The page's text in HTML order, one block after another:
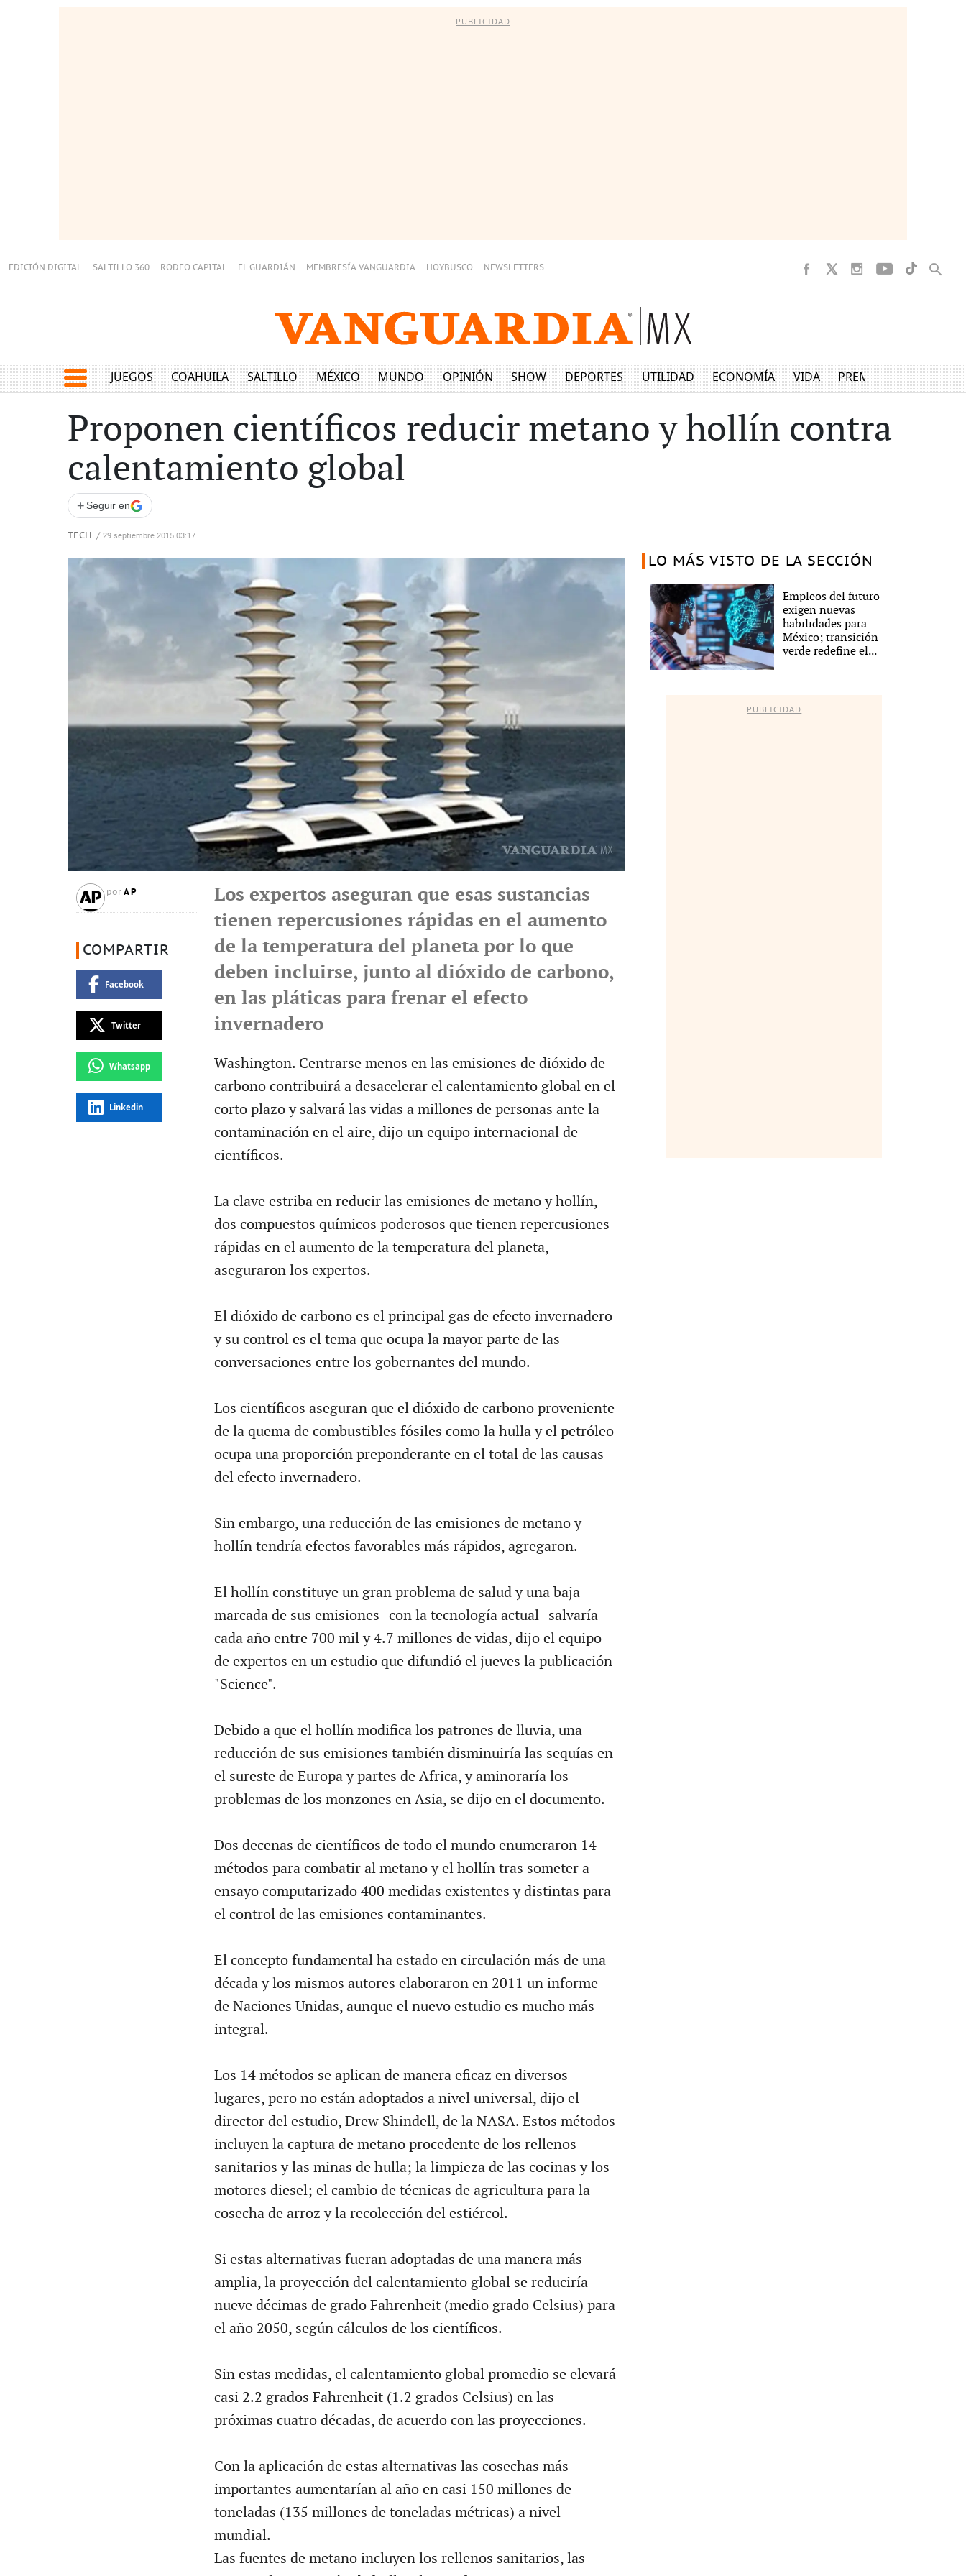
PUBLICIDAD
EDICIÓN DIGITAL SALTILLO 360 RODEO CAPITAL EL GUARDIÁN MEMBRESÍA VANGUARDIA HOYBUSCO NEWSLETTERS
JUEGOS COAHUILA SALTILLO MÉXICO MUNDO OPINIÓN SHOW DEPORTES UTILIDAD ECONOMÍA VIDA PREMIUM
Proponen científicos reducir metano y hollín contra
calentamiento global
+ Seguir en
TECH / 29 septiembre 2015 03:17
por AP
COMPARTIR
Facebook
Twitter
Whatsapp
Linkedin
Los expertos aseguran que esas sustancias
tienen repercusiones rápidas en el aumento
de la temperatura del planeta por lo que
deben incluirse, junto al dióxido de carbono,
en las pláticas para frenar el efecto
invernadero
Washington. Centrarse menos en las emisiones de dióxido de
carbono contribuirá a desacelerar el calentamiento global en el
corto plazo y salvará las vidas a millones de personas ante la
contaminación en el aire, dijo un equipo internacional de
científicos.
La clave estriba en reducir las emisiones de metano y hollín,
dos compuestos químicos poderosos que tienen repercusiones
rápidas en el aumento de la temperatura del planeta,
aseguraron los expertos.
El dióxido de carbono es el principal gas de efecto invernadero
y su control es el tema que ocupa la mayor parte de las
conversaciones entre los gobernantes del mundo.
Los científicos aseguran que el dióxido de carbono proveniente
de la quema de combustibles fósiles como la hulla y el petróleo
ocupa una proporción preponderante en el total de las causas
del efecto invernadero.
Sin embargo, una reducción de las emisiones de metano y
hollín tendría efectos favorables más rápidos, agregaron.
El hollín constituye un gran problema de salud y una baja
marcada de sus emisiones -con la tecnología actual- salvaría
cada año entre 700 mil y 4.7 millones de vidas, dijo el equipo
de expertos en un estudio que difundió el jueves la publicación
"Science".
Debido a que el hollín modifica los patrones de lluvia, una
reducción de sus emisiones también disminuiría las sequías en
el sureste de Europa y partes de Africa, y aminoraría los
problemas de los monzones en Asia, se dijo en el documento.
Dos decenas de científicos de todo el mundo enumeraron 14
métodos para combatir al metano y el hollín tras someter a
ensayo computarizado 400 medidas existentes y distintas para
el control de las emisiones contaminantes.
El concepto fundamental ha estado en circulación más de una
década y los mismos autores elaboraron en 2011 un informe
de Naciones Unidas, aunque el nuevo estudio es mucho más
integral.
Los 14 métodos se aplican de manera eficaz en diversos
lugares, pero no están adoptados a nivel universal, dijo el
director del estudio, Drew Shindell, de la NASA. Estos métodos
incluyen la captura de metano procedente de los rellenos
sanitarios y las minas de hulla; la limpieza de las cocinas y los
motores diesel; el cambio de técnicas de agricultura para la
cosecha de arroz y la recolección del estiércol.
Si estas alternativas fueran adoptadas de una manera más
amplia, la proyección del calentamiento global se reduciría
nueve décimas de grado Fahrenheit (medio grado Celsius) para
el año 2050, según cálculos de los científicos.
Sin estas medidas, el calentamiento global promedio se elevará
casi 2.2 grados Fahrenheit (1.2 grados Celsius) en las
próximas cuatro décadas, de acuerdo con las proyecciones.
Con la aplicación de estas alternativas las cosechas más
importantes aumentarían al año en casi 150 millones de
toneladas (135 millones de toneladas métricas) a nivel
mundial.
Las fuentes de metano incluyen los rellenos sanitarios, las
LO MÁS VISTO DE LA SECCIÓN
Empleos del futuro
exigen nuevas
habilidades para
México; transición
verde redefine el...
PUBLICIDAD